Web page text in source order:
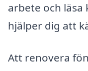
arbete och
hjälper dig att
Att renovera